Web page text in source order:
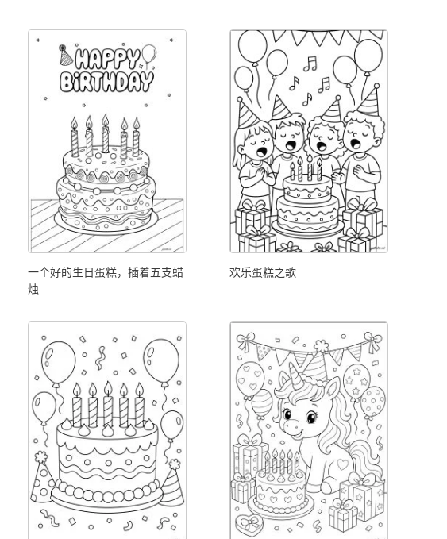
一个好的生日蛋糕，插着五支蜡
烛
欢乐蛋糕之歌